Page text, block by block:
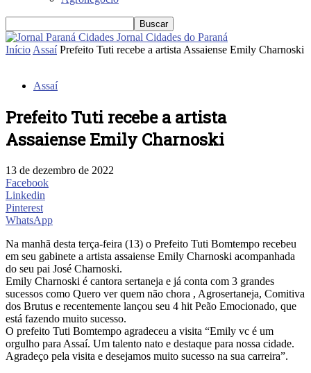
Jornal Cidades do Paraná
Início Assaí Prefeito Tuti recebe a artista Assaiense Emily Charnoski
Assaí
Prefeito Tuti recebe a artista
Assaiense Emily Charnoski
13 de dezembro de 2022
Facebook
Linkedin
Pinterest
WhatsApp
Na manhã desta terça-feira (13) o Prefeito Tuti Bomtempo recebeu
em seu gabinete a artista assaiense Emily Charnoski acompanhada
do seu pai José Charnoski.
Emily Charnoski é cantora sertaneja e já conta com 3 grandes
sucessos como Quero ver quem não chora , Agrosertaneja, Comitiva
dos Brutus e recentemente lançou seu 4 hit Peão Emocionado, que
está fazendo muito sucesso.
O prefeito Tuti Bomtempo agradeceu a visita “Emily vc é um
orgulho para Assaí. Um talento nato e destaque para nossa cidade.
Agradeço pela visita e desejamos muito sucesso na sua carreira”.